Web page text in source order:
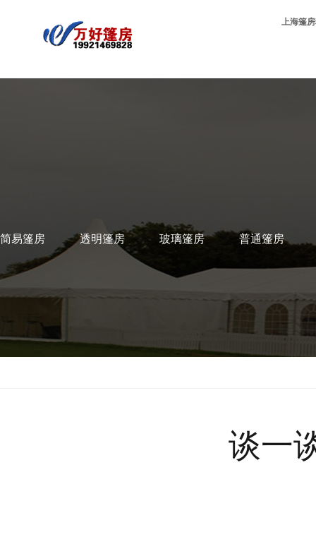
上海篷
简易篷房 透明篷房 玻璃篷房 普通篷房
上海>大棚租用>帐篷出租
谈一